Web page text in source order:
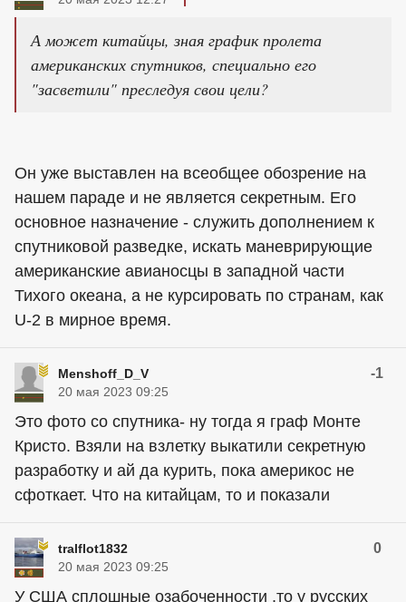
А может китайцы, зная график пролета
американских спутников, специально его
"засветили" преследуя свои цели?
Он уже выставлен на всеобщее обозрение на
нашем параде и не является секретным. Его
основное назначение - служить дополнением к
спутниковой разведке, искать маневрирующие
американские авианосцы в западной части
Тихого океана, а не курсировать по странам, как
U-2 в мирное время.
Menshoff_D_V -1
20 мая 2023 09:25
Это фото со спутника- ну тогда я граф Монте
Кристо. Взяли на взлетку выкатили секретную
разработку и ай да курить, пока америкос не
сфоткает. Что на китайцам, то и показали
tralflot1832 0
20 мая 2023 09:25
У США сплошные озабоченности ,то у русских